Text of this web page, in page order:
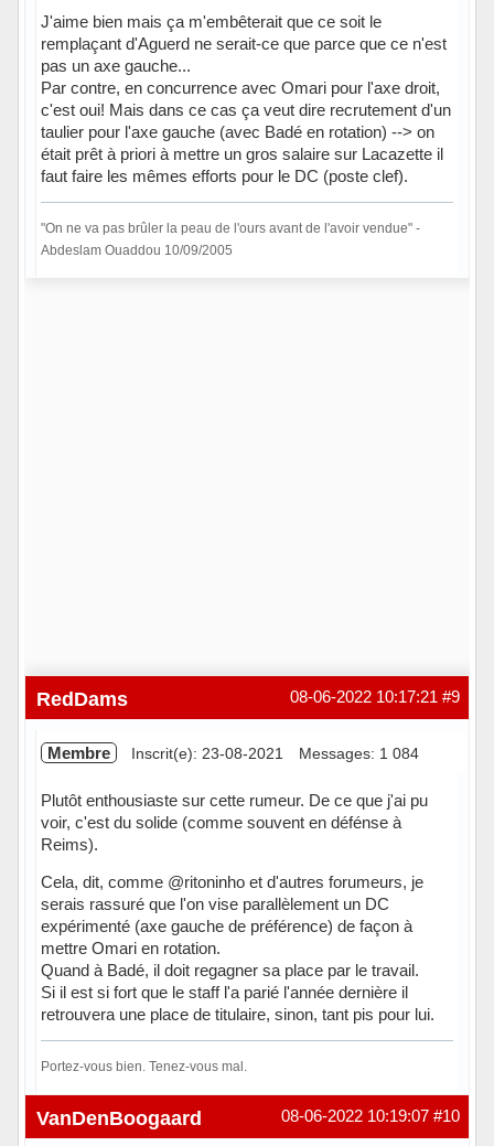
J'aime bien mais ça m'embêterait que ce soit le
remplaçant d'Aguerd ne serait-ce que parce que ce n'est
pas un axe gauche...
Par contre, en concurrence avec Omari pour l'axe droit,
c'est oui! Mais dans ce cas ça veut dire recrutement d'un
taulier pour l'axe gauche (avec Badé en rotation) --> on
était prêt à priori à mettre un gros salaire sur Lacazette il
faut faire les mêmes efforts pour le DC (poste clef).
"On ne va pas brûler la peau de l'ours avant de l'avoir vendue" -
Abdeslam Ouaddou 10/09/2005
#9
08-06-2022 10:17:21
RedDams
Membre Inscrit(e): 23-08-2021 Messages: 1 084
Plutôt enthousiaste sur cette rumeur. De ce que j'ai pu
voir, c'est du solide (comme souvent en défénse à
Reims).
Cela, dit, comme @ritoninho et d'autres forumeurs, je
serais rassuré que l'on vise parallèlement un DC
expérimenté (axe gauche de préférence) de façon à
mettre Omari en rotation.
Quand à Badé, il doit regagner sa place par le travail.
Si il est si fort que le staff l'a parié l'année dernière il
retrouvera une place de titulaire, sinon, tant pis pour lui.
Portez-vous bien. Tenez-vous mal.
Hors ligne #10
08-06-2022 10:19:07
VanDenBoogaard